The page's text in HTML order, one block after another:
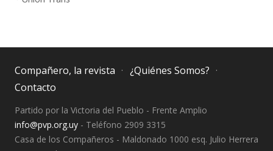
Compañero, la revista
¿Quiénes Somos?
Contacto
Partido por la Victoria del Pueblo - Frente Amplio
info@pvp.org.uy - Teléfono 2909 3315
Casa de los Compañeros - Maldonado 1000 esq. Julio Herrera